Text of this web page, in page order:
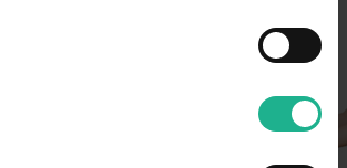
binnen. Verser kan niet!